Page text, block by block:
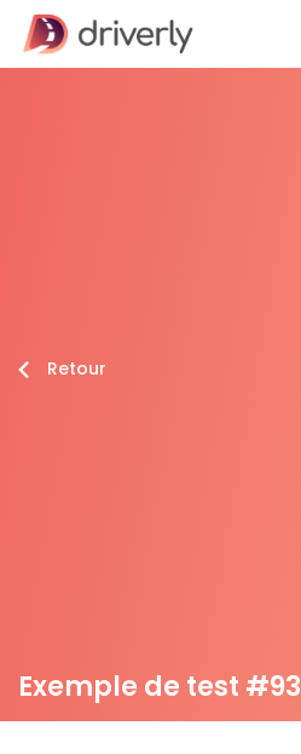
Retour
Exemple de test #93